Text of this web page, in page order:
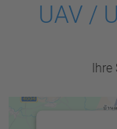
UAV /
Ihre